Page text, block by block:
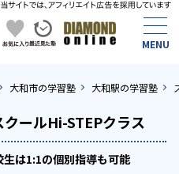
大和市の学習塾 大和駅の学習塾
ールHi-STEPクラス
は1:1の個別指導も可能